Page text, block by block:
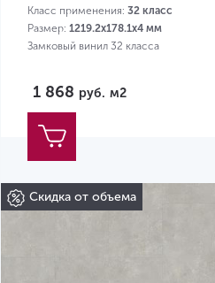
Класс применения: 32 класс
Размер: 1219.2х178.1х4 мм
Замковый винил 32 класса
1 868 руб. м2
Скидка от объема